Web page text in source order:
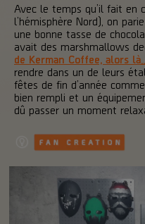
Avec le temps qu’il fait en
l’hémisphère Nord), on
une bonne tasse de
avait des marshmallows
de Kerman Coffee, alors là…
rendre dans un de leurs
fêtes de fin d’année
bien rempli et un
dû passer un moment